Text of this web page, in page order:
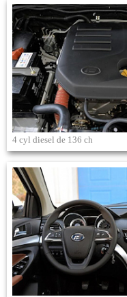
4 cyl diesel de 136 ch